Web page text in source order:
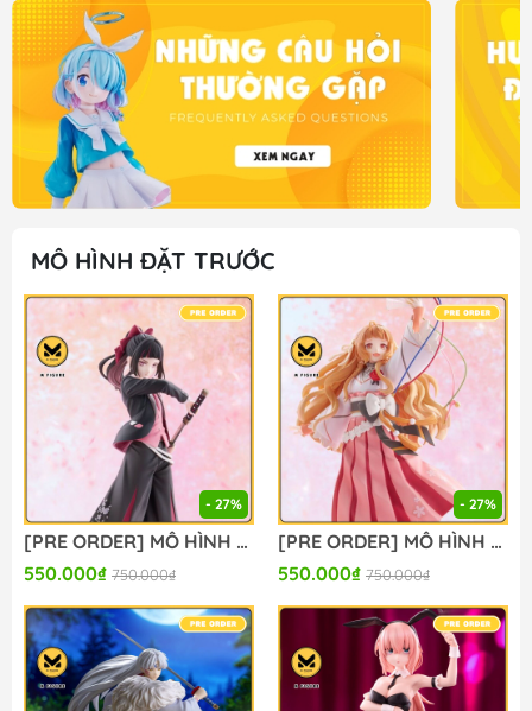
MÔ HÌNH ĐẶT TRƯỚC
- 27%
[PRE ORDER] MÔ HÌNH Shunkashuutou Daikousha: Haru no Mai - Himedaka Sakura - Muchute (FuRyu) FIGURE CHÍNH HÃNG
550.000₫ 750.000₫
- 27%
[PRE ORDER] MÔ HÌNH Shunkashuutou Daikousha: Haru no Mai - Kayou Hinagiku - Muchute (FuRyu) FIGURE CHÍNH HÃNG
550.000₫ 750.000₫